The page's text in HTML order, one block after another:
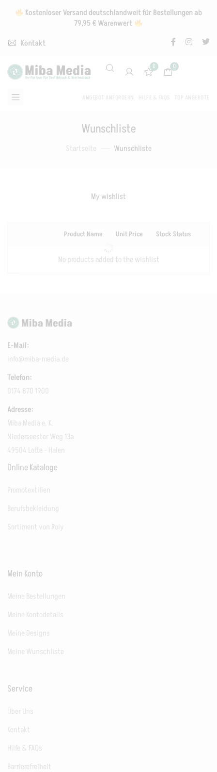
Kontakt
Kostenloser Versand deutschlandweit für Bestellungen ab
79,95 € Warenwert
0 0
Wunschliste
Startseite Wunschliste
My wishlist
Product Name Unit Price Stock Status
No products added to the wishlist
E-Mail:
info@miba-media.de
Telefon:
0174 870 1900
Adresse:
Miba Media e. K.
Niederseester Weg 13a
49504 Lotte - Halen
Online Kataloge
Promotextilien
Berufsbekleidung
Sortiment von Roly
Mein Konto
Meine Bestellungen
Meine Kontodetails
Meine Designs
Meine Wunschliste
Service
Über Uns
Kontakt
Hilfe & FAQs
Barrierefreiheit